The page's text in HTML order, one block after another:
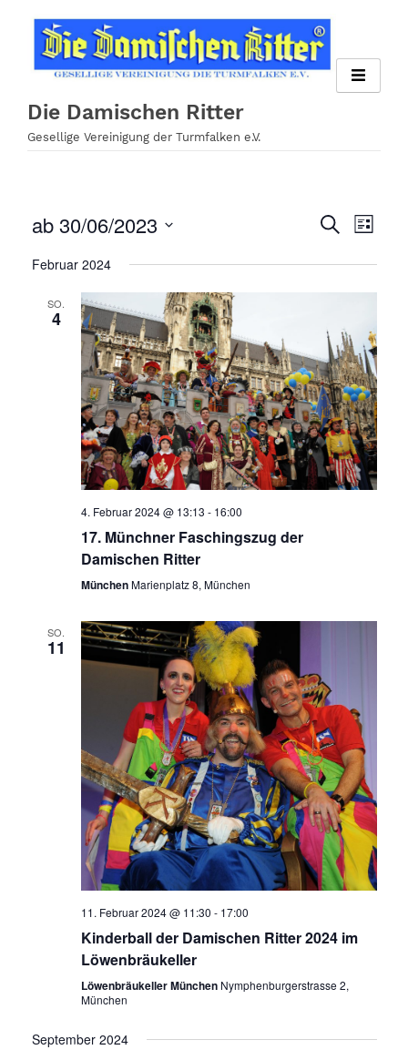
Inhalt
springen
Die Damischen Ritter
Gesellige Vereinigung der Turmfalken e.V.
Suche
und
Suche
Liste
ab 30/06/2023
wählen.
Februar 2024
SO.
4
4. Februar 2024 @ 13:13 - 16:00
17. Münchner Faschingszug der
Damischen Ritter
MünchenMarienplatz 8, München
SO.
11
11. Februar 2024 @ 11:30 - 17:00
Kinderball der Damischen Ritter 2024 im
Löwenbräukeller
Löwenbräukeller München Nymphenburgerstrasse 2,
München
September 2024